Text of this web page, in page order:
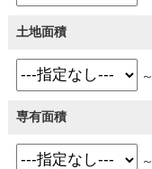
土地面積
～
専有面積
～